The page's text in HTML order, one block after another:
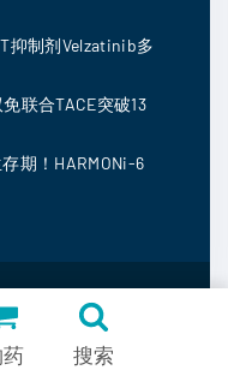
抑制剂Velzatinib多
联合TACE突破13
期！HARMONi-6
药 搜索